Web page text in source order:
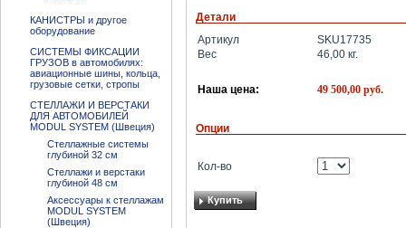
Детали
Артикул
SKU17735
Вес
46,00 кг.
Наша цена: 49 500,00 руб.
Опции
Кол-во
Купить
КАНИСТРЫ и другое
оборудование
СИСТЕМЫ ФИКСАЦИИ
ГРУЗОВ в автомобилях:
авиационные шины, кольца,
грузовые сетки, стропы
СТЕЛЛАЖИ И ВЕРСТАКИ
ДЛЯ АВТОМОБИЛЕЙ
MODUL SYSTEM (Швеция)
Стеллажные системы
глубиной 32 см
Стеллажи и верстаки
глубиной 48 см
Аксессуары к стеллажам
MODUL SYSTEM
(Швеция)